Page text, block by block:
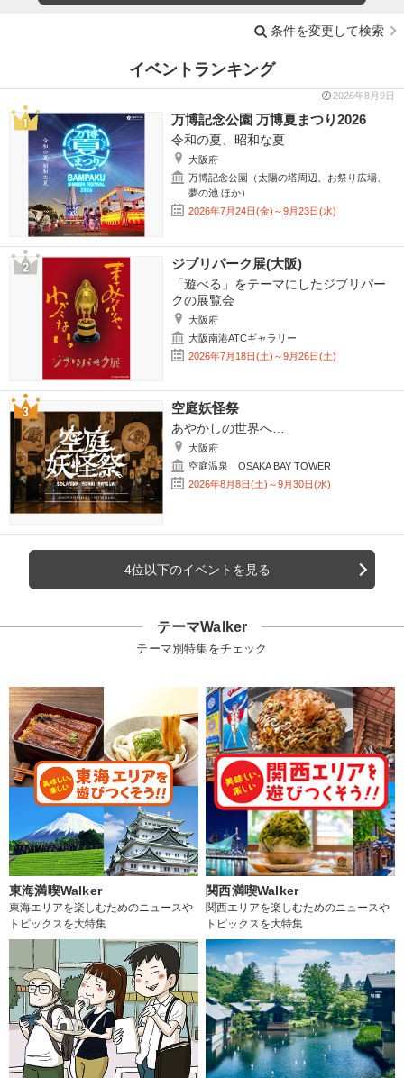
条件を変更して検索
イベントランキング
2026年8月9日
万博記念公園 万博夏まつり2026
令和の夏、昭和な夏
大阪府
万博記念公園（太陽の塔周辺、お祭り広場、
夢の池 ほか）
2026年7月24日(金)～9月23日(水)
ジブリパーク展(大阪)
「遊べる」をテーマにしたジブリパー
クの展覧会
大阪府
大阪南港ATCギャラリー
2026年7月18日(土)～9月26日(土)
空庭妖怪祭
あやかしの世界へ…
大阪府
空庭温泉 OSAKA BAY TOWER
2026年8月8日(土)～9月30日(水)
4位以下のイベントを見る
テーマWalker
テーマ別特集をチェック
東海満喫Walker
東海エリアを楽しむためのニュースや
トピックスを大特集
関西満喫Walker
関西エリアを楽しむためのニュースや
トピックスを大特集